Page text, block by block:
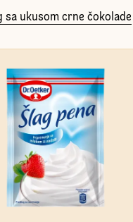
sa ukusom crne čokolade